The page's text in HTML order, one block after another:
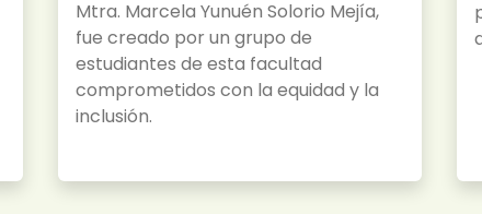
Mtra. Marcela Yunuén Solorio Mejía,
fue creado por un grupo de
estudiantes de esta facultad
comprometidos con la equidad y la
inclusión.